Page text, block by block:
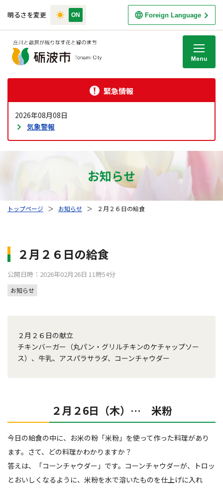
明るさを変更 Foreign Language
緊急情報
2026年08月08日
気象警報
お知らせ
トップページ ＞ お知らせ ＞ ２月２６日の給食
２月２６日の給食
公開日時：2026年02月26日 11時54分
お知らせ
２月２６日の献立
チキンバーガー（丸パン・グリルチキンのケチャップソー
ス）、牛乳、アスパラサラダ、コーンチャウダー
２月２6日（木）… 米粉
今日の給食の中に、お米の粉「米粉」を使って作った料理があり
ます。さて、どの料理かわかりますか？
答えは、「コーンチャウダー」です。コーンチャウダーが、トロッ
とおいしくなるように、米粉を水で溶いたものを仕上げに入れ